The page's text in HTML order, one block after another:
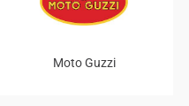
Moto Guzzi